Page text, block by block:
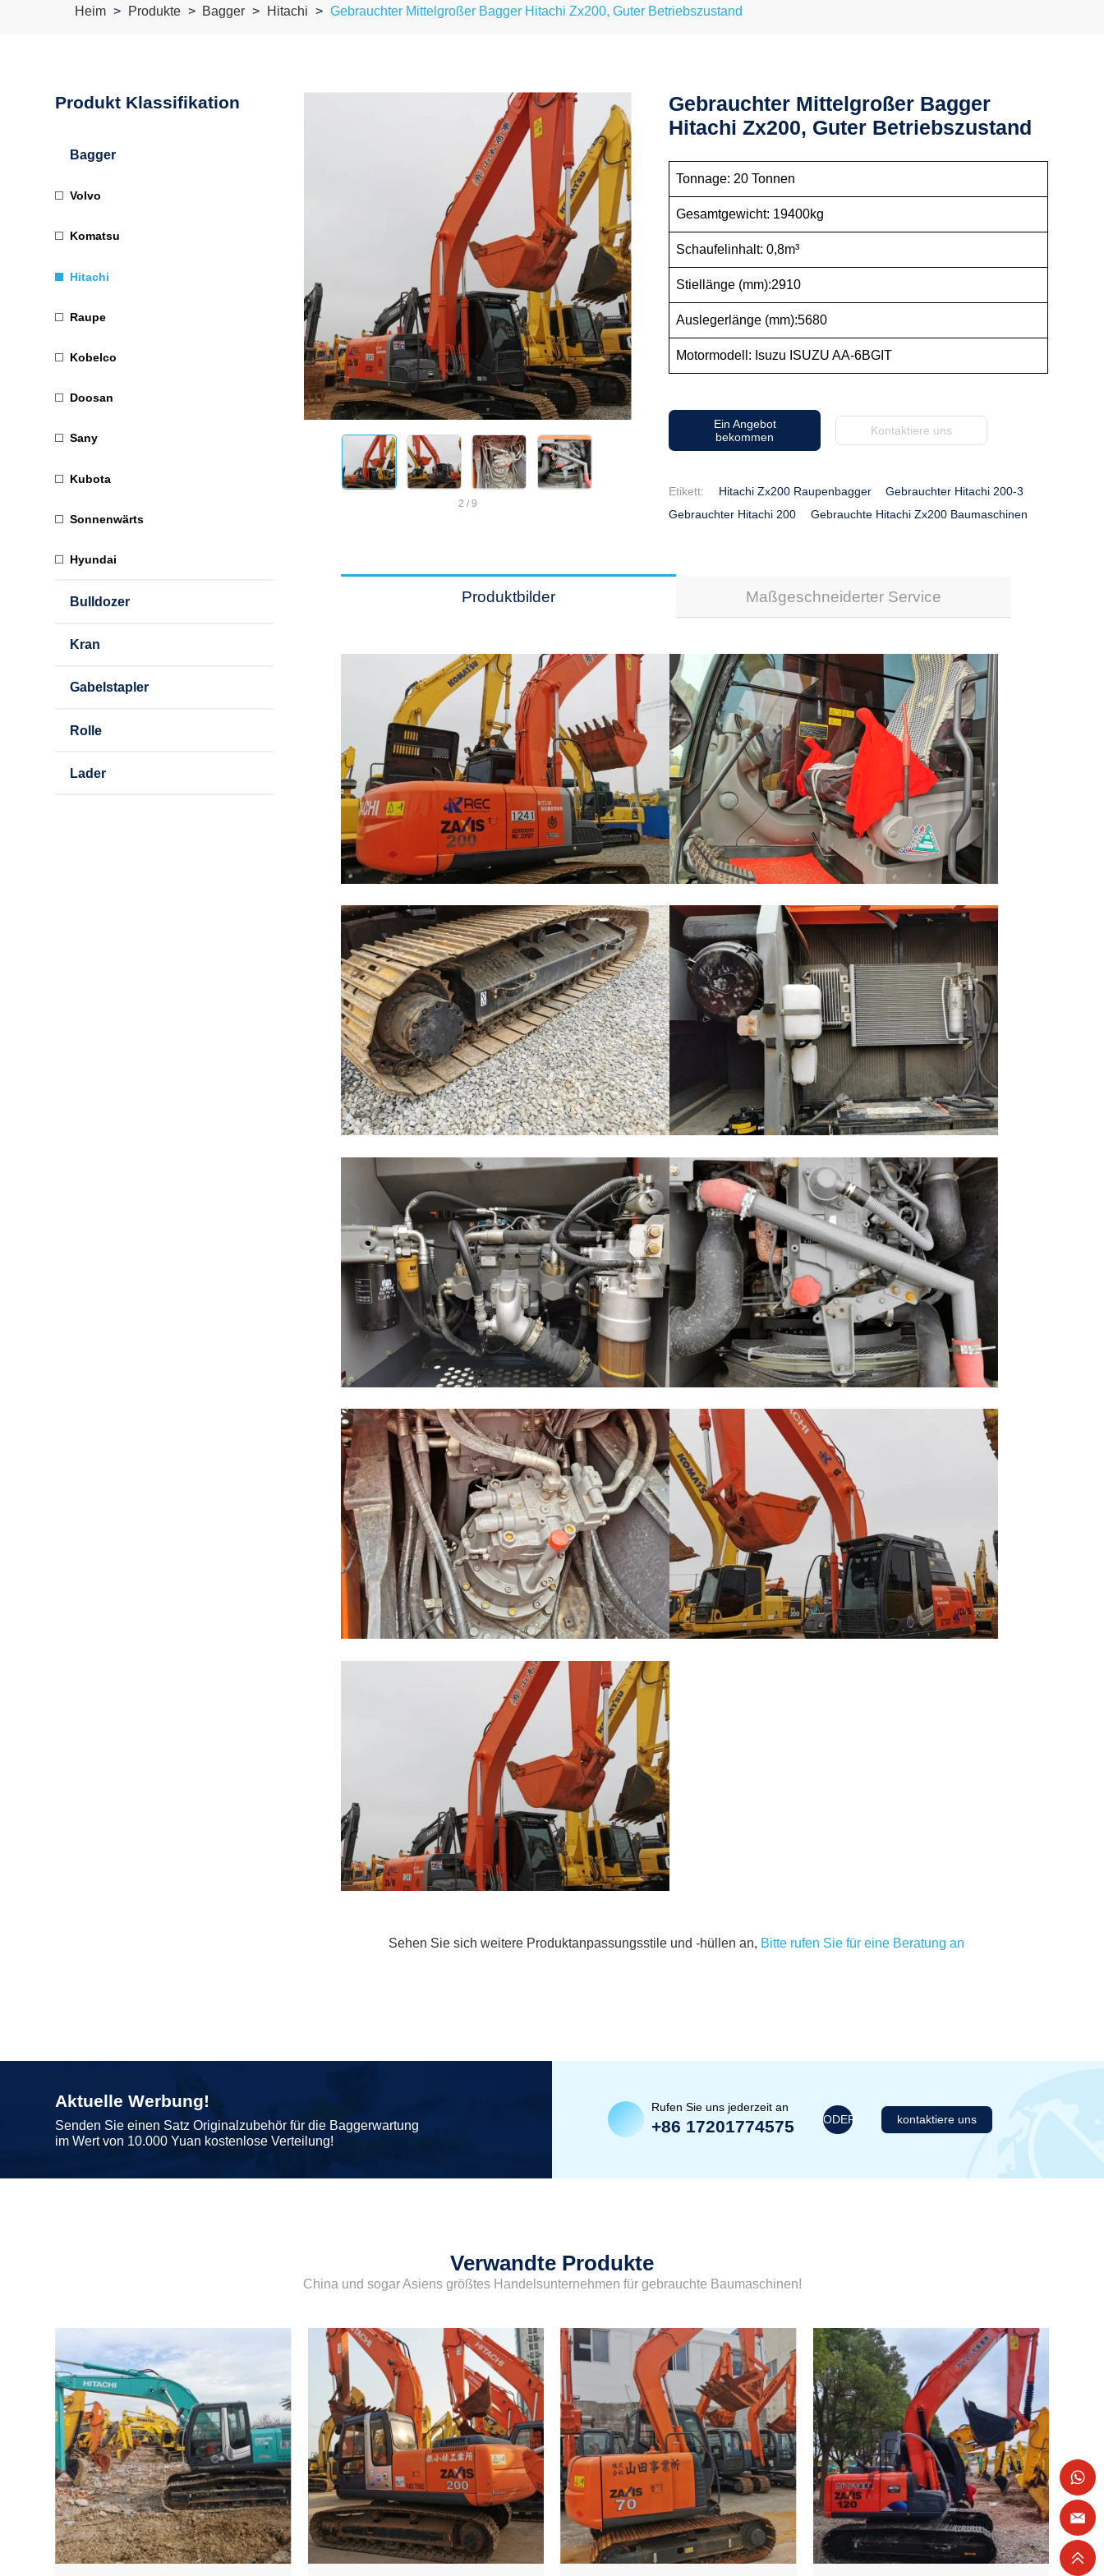
Heim Produkte Bagger Hitachi Gebrauchter Mittelgroßer Bagger Hitachi Zx200, Guter Betriebszustand
Produkt Klassifikation
Bagger
Volvo
Komatsu
Hitachi
Raupe
Kobelco
Doosan
Sany
Kubota
Sonnenwärts
Hyundai
Bulldozer
Kran
Gabelstapler
Rolle
Lader
2 / 9
Gebrauchter Mittelgroßer Bagger
Hitachi Zx200, Guter Betriebszustand
Tonnage: 20 Tonnen
Gesamtgewicht: 19400kg
Schaufelinhalt: 0,8m³
Stiellänge (mm):2910
Auslegerlänge (mm):5680
Motormodell: Isuzu ISUZU AA-6BGIT
Ein Angebot
bekommen
Kontaktiere uns
Etikett: Hitachi Zx200 Raupenbagger
Gebrauchter Hitachi 200-3
Gebrauchter Hitachi 200
Gebrauchte Hitachi Zx200 Baumaschinen
Produktbilder Maßgeschneiderter Service
Sehen Sie sich weitere Produktanpassungsstile und -hüllen an, Bitte rufen Sie für eine Beratung an
Aktuelle Werbung!
Senden Sie einen Satz Originalzubehör für die Baggerwartung
im Wert von 10.000 Yuan kostenlose Verteilung!
Rufen Sie uns jederzeit an
+86 17201774575 ODER kontaktiere uns
Verwandte Produkte
China und sogar Asiens größtes Handelsunternehmen für gebrauchte Baumaschinen!